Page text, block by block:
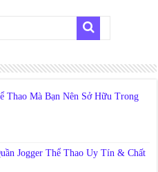
Thao Mà Bạn Nên Sở Hữu Trong
Jogger Thể Thao Uy Tín & Chất